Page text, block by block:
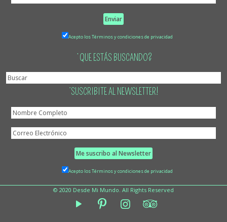
Acepto los Términos y condiciones de privacidad
¿QUE ESTÁS BUSCANDO?
¡SUSCRIBITE AL NEWSLETTER!
Acepto los Términos y condiciones de privacidad
© 2020 Desde Mi Mundo. All Rights Reserved